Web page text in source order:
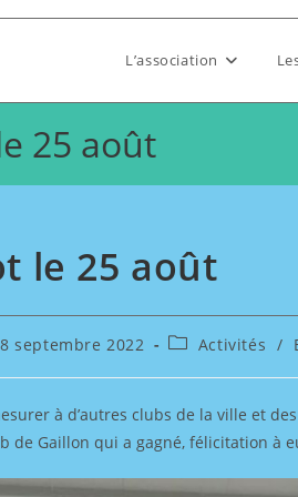
L’association
25 août
le 25 août
septembre 2022
PostActivités /
à d’autres clubs de la ville et
de Gaillon qui a gagné, félicitation à